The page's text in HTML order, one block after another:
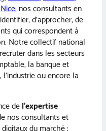
Nice, nos consultants en
d’approcher, de
qui correspondent à
Notre collectif national
dans les secteurs
la banque et
ou encore la
del’expertise
nos consultants et